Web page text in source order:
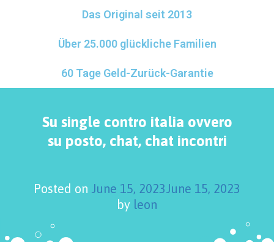
Das Original seit 2013
Über 25.000 glückliche Familien
60 Tage Geld-Zurück-Garantie
Su single contro italia ovvero
su posto, chat, chat incontri
Posted on June 15, 2023June 15, 2023
by leon